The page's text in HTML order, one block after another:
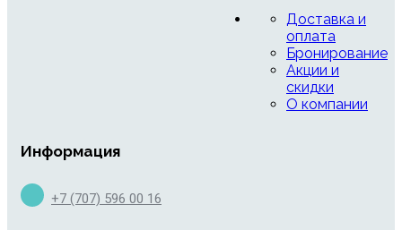
Доставка и
оплата
Бронирование
Акции и
скидки
О компании
Информация
+7 (707) 596 00 16